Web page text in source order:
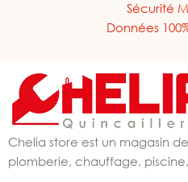
Sécurité
Données
Chelia store est un magasin
plomberie, chauffage,